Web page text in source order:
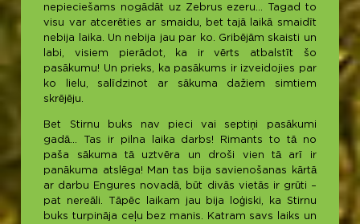
nepieciešams nogādāt uz Zebrus ezeru… Tagad to
visu var atcerēties ar smaidu, bet tajā laikā smaidīt
nebija laika. Un nebija jau par ko. Gribējām skaisti un
labi, visiem pierādot, ka ir vērts atbalstīt šo
pasākumu! Un prieks, ka pasākums ir izveidojies par
ko lielu, salīdzinot ar sākuma dažiem simtiem
skrējēju.
Bet Stirnu buks nav pieci vai septiņi pasākumi
gadā… Tas ir pilna laika darbs! Rimants to tā no
paša sākuma tā uztvēra un droši vien tā arī ir
panākuma atslēga! Man tas bija savienošanas kārtā
ar darbu Engures novadā, būt divās vietās ir grūti –
pat nereāli. Tāpēc laikam jau bija loģiski, ka Stirnu
buks turpināja ceļu bez manis. Katram savs laiks un